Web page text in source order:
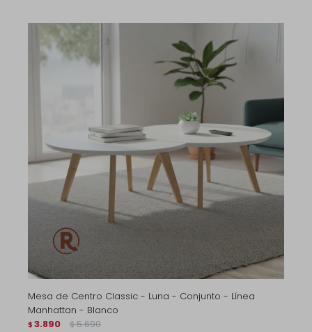
Mesa de Centro Classic - Luna - Conjunto - Línea
Manhattan - Blanco
$ 3.890 $ 5.690